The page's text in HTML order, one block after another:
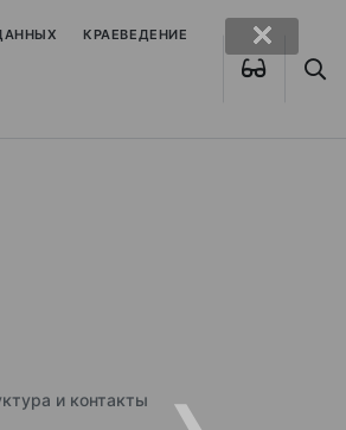
КРАЕВЕДЕНИЕ
и контакты